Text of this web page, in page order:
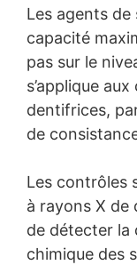
Les agents de
capacité
pas sur le
s’applique
dentifrices,
de
Les contrôles
à rayons X de
de détecter la
chimique des